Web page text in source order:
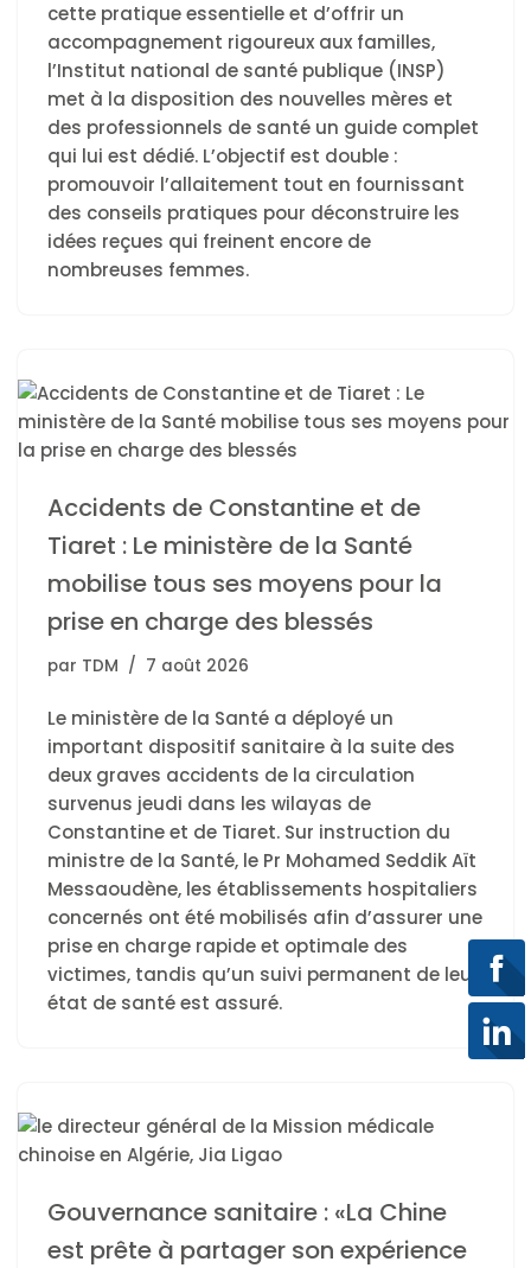
cette pratique essentielle et d’offrir un
accompagnement rigoureux aux familles,
l’Institut national de santé publique (INSP)
met à la disposition des nouvelles mères et
des professionnels de santé un guide complet
qui lui est dédié. L’objectif est double :
promouvoir l’allaitement tout en fournissant
des conseils pratiques pour déconstruire les
idées reçues qui freinent encore de
nombreuses femmes.
Accidents de Constantine et de
Tiaret : Le ministère de la Santé
mobilise tous ses moyens pour la
prise en charge des blessés
par TDM 7 août 2026
Le ministère de la Santé a déployé un
important dispositif sanitaire à la suite des
deux graves accidents de la circulation
survenus jeudi dans les wilayas de
Constantine et de Tiaret. Sur instruction du
ministre de la Santé, le Pr Mohamed Seddik Aït
Messaoudène, les établissements hospitaliers
concernés ont été mobilisés afin d’assurer une
prise en charge rapide et optimale des
victimes, tandis qu’un suivi permanent de leur
état de santé est assuré.
Gouvernance sanitaire : «La Chine
est prête à partager son expérience